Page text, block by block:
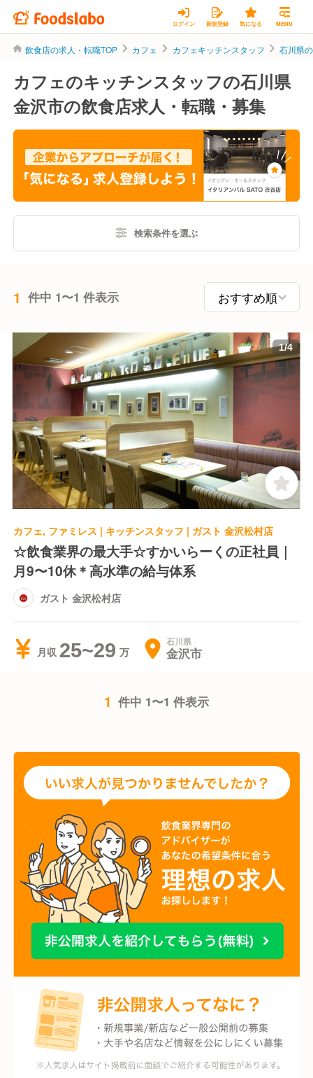
ログイン 新規登録 気になる MENU
飲食店の求人・転職TOP カフェ カフェキッチンスタッフ 石川県
カフェのキッチンスタッフの石川県
金沢市の飲食店求人・転職・募集
検索条件を選ぶ
1 件中 1〜1 件表示
1/4
カフェ, ファミレス | キッチンスタッフ | ガスト 金沢松村店
☆飲食業界の最大手☆すかいらーくの正社員｜
月9〜10休＊高水準の給与体系
ガスト 金沢松村店
月収 25~29 石川県
金沢市
1 件中 1〜1 件表示